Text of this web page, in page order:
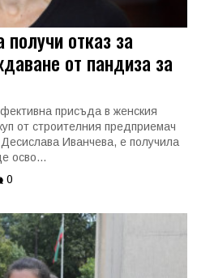
отказ за
от пандиза за
присъда в женския
от строителния предприемач
Иванчева, е получила
осво...
0